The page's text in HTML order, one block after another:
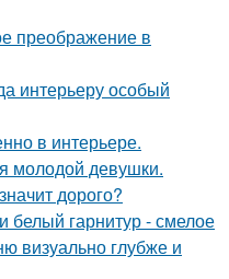
преображение в
интерьеру особый
в интерьере.
молодой девушки.
дорого?
белый гарнитур - смелое
визуально глубже и